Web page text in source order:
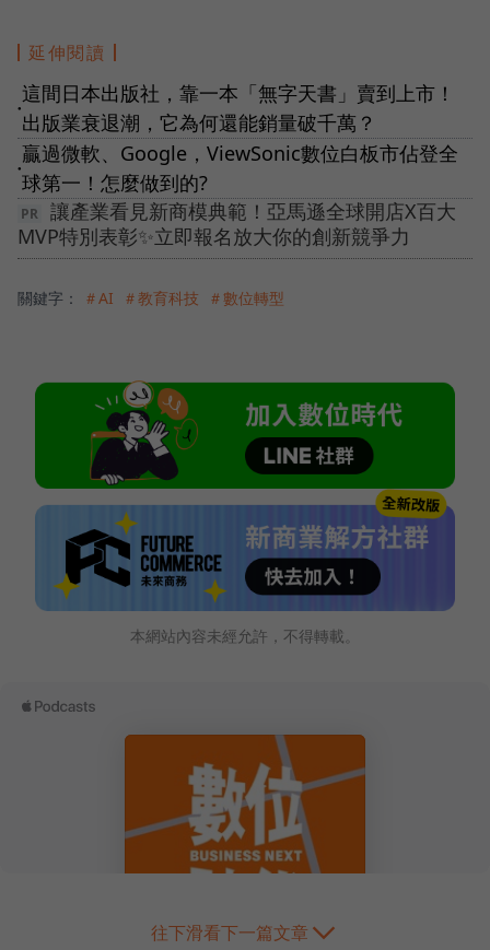
延伸閱讀
●
這間日本出版社，靠一本「無字天書」賣到上市！
出版業衰退潮，它為何還能銷量破千萬？
●
贏過微軟、Google，ViewSonic數位白板市佔登全
球第一！怎麼做到的?
讓產業看見新商模典範！亞馬遜全球開店X百大
MVP特別表彰✨立即報名放大你的創新競爭力
關鍵字： ＃AI ＃教育科技 ＃數位轉型
本網站內容未經允許，不得轉載。
往下滑看下一篇文章